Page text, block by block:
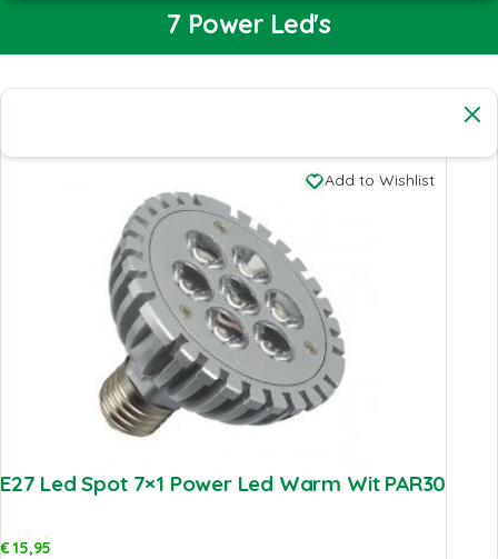
7 Power Led's
Add to Wishlist
E27 Led Spot 7×1 Power Led Warm Wit PAR30
€15,95